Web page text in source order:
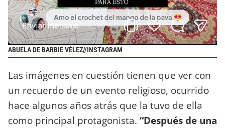
ABUELA DE BARBIE VÉLEZ//INSTAGRAM
Las imágenes en cuestión tienen que ver con
un recuerdo de un evento religioso, ocurrido
hace algunos años atrás que la tuvo de ella
como principal protagonista. “Después de una